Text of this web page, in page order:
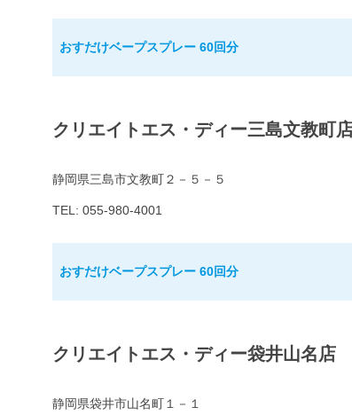
おすだけベープスプレー 60回分
クリエイトエス・ディー三島文教町
静岡県三島市文教町２－５－５
TEL: 055-980-4001
おすだけベープスプレー 60回分
クリエイトエス・ディー袋井山名店
静岡県袋井市山名町１－１